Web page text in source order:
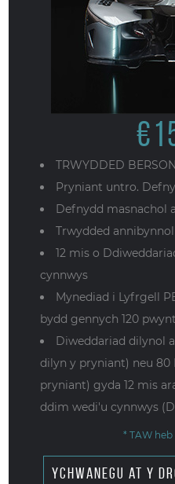
€
TRWYDDED
Pryniant untro.
Defnydd masnachol
Trwydded
12 mis o
cynnwys
Mynediad i Lyfrgell
bydd gennych 120
Diweddariad dilynol
dilyn y pryniant) neu 80
pryniant) gyda 12 mis
ddim wedi'u cynnwys
* TAW
ychwanegu at y